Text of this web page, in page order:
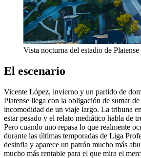
Vista nocturna del estadio de Platense
El escenario
Vicente López, invierno y un partido de
Platense llega con la obligación de sumar
incomodidad de un viaje largo. La tribuna
estar pesado y el relato mediático habla de
Pero cuando uno repasa lo que realmente
durante las últimas temporadas de Liga
desinfla y aparece un patrón mucho más
mucho más rentable para el que mira el